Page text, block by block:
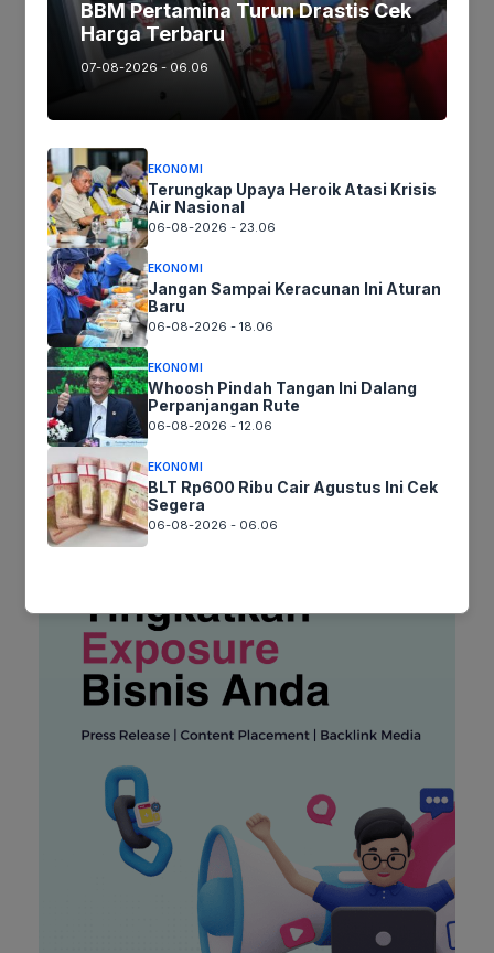
Surel
Situs
web
Simpan nama, email, dan situs web saya pada peramban ini
untuk komentar saya berikutnya.
BBM Pertamina Turun Drastis Cek
Harga Terbaru
07-08-2026 - 06.06
EKONOMI
Terungkap Upaya Heroik Atasi Krisis
Air Nasional
06-08-2026 - 23.06
EKONOMI
Jangan Sampai Keracunan Ini Aturan
Baru
06-08-2026 - 18.06
EKONOMI
Whoosh Pindah Tangan Ini Dalang
Perpanjangan Rute
06-08-2026 - 12.06
EKONOMI
BLT Rp600 Ribu Cair Agustus Ini Cek
Segera
06-08-2026 - 06.06